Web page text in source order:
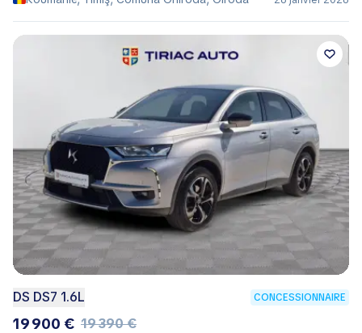
DS DS7 1.6L CONCESSIONNAIRE
19 900 € 19 390 €